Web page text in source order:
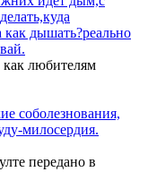
как дышать?реально
как любителям
соболезнования,
милосердия.
передано в